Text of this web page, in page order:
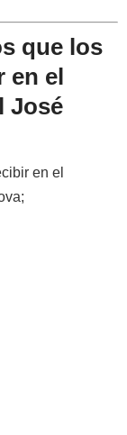
que los
en el
José
en el